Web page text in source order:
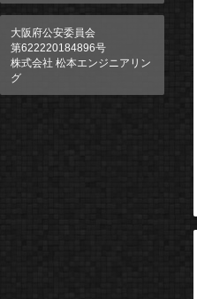
大阪府公安委員会
第622220184896号
株式会社 松本エンジニアリン
グ